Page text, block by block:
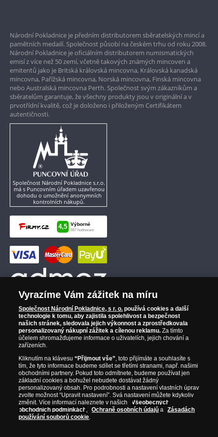
Garance nejvyšší kvality
Pouze originální produkty
Národní Pokladnice je předním distributorem sběratelských mincí a
pamětních medailí. Společnost působí na českém trhu od roku 2008.
Národní Pokladnice je oficiálním distributorem numismatických
emisí z více než 50 zemí, včetně takových známých mincoven a
emitentů jako je Britská královská mincovna, Královská kanadská
mincovna, Pařížská mincovna, Norská mincovna, Finská mincovna
nebo Australská mincovna Perth. Společnost svým zákazníkům a
sběratelům garantuje, že všechny produkty jsou v originální a v
prvotřídní kvalitě, což je doloženo i přiloženým Certifikátem
autentičnosti.
Společnost Národní Pokladnice s.r.o.
má s Puncovním úřadem uzavřenou
dohodu o umožnění anonymních
kontrolních nákupů.
Vyrazíme Vám zážitek na míru
Společnost Národní Pokladnice, s r. o. používá cookies a další
technologie k tomu, aby zajistila spolehlivost a bezpečnost
našich stránek, sledovala jejich výkonnost a zprostředkovala
personalizovaný nákupní zážitek a cílenou reklamu. Za tímto
účelem shromažďujeme informace o uživatelích, jejich chování a
zařízeních.
Kliknutím na klávesu“Přijmout vše”, toto přijímáte a souhlasíte s
tím, že tyto informace budeme sdílet se třetími stranami, např. našimi
obchodními partnery. Pokud toto odmítnete, budeme používat jen
základní cookies a bohužel nebudete dostávat žádný
personalizovaný obsah. Pro podrobnosti a nastavení vlastních úprav
zvolte možnost “Upravit nastavení”. Svá nastavení můžete kdykoliv
změnit. Více informací naleznete v našich
Všeobecných
obchodních podmínkách , Ochraně osobních údajů a
Zásadách
používání souborů cookie.